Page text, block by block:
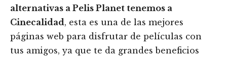
alternativas a Pelis Planet tenemos a
Cinecalidad, esta es una de las mejores
páginas web para disfrutar de películas con
tus amigos, ya que te da grandes beneficios